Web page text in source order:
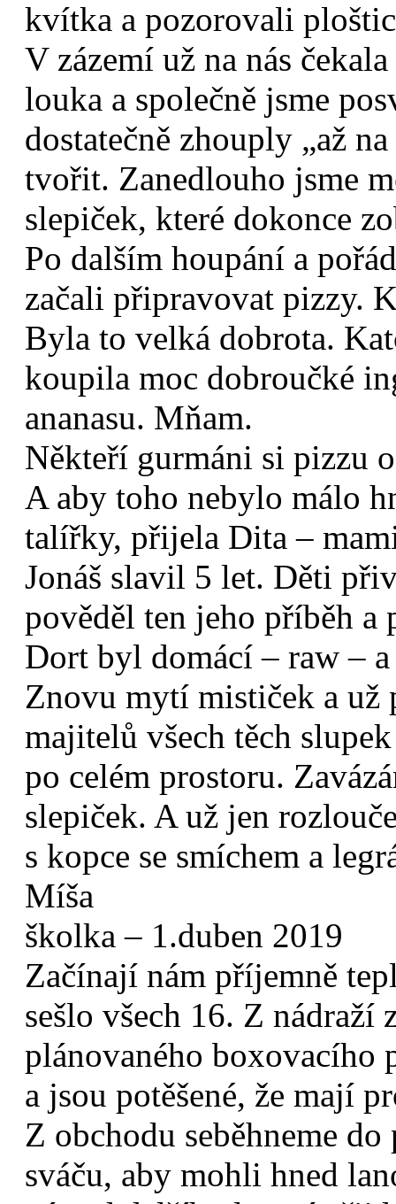
kvítka a pozorovali
V zázemí už na nás
louka a společně jsme
dostatečně zhouply „až
tvořit. Zanedlouho jsme
slepiček, které dokonce
Po dalším houpání a
začali připravovat pizzy.
Byla to velká dobrota.
koupila moc dobroučké
ananasu. Mňam.
Někteří gurmáni si pizzu
A aby toho nebylo málo
talířky, přijela Dita –
Jonáš slavil 5 let. Děti
pověděl ten jeho příběh a
Dort byl domácí – raw –
Znovu mytí mističek a už
majitelů všech těch
po celém prostoru.
slepiček. A už jen
s kopce se smíchem a
Míša
školka – 1.duben 2019
Začínají nám příjemně
sešlo všech 16. Z nádraží
plánovaného
a jsou potěšené, že mají
Z obchodu seběhneme
sváču, aby mohli hned